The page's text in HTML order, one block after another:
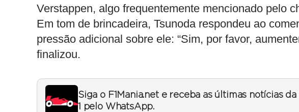
Verstappen, algo frequentemente mencionado pelo
Em tom de brincadeira, Tsunoda respondeu ao
pressão adicional sobre ele: “Sim, por favor,
finalizou.
Siga o F1Mania.net e receba as últimas notícias
1 pelo WhatsApp.